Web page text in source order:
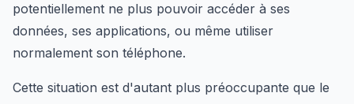
potentiellement ne plus pouvoir accéder à ses
données, ses applications, ou même utiliser
normalement son téléphone.
Cette situation est d'autant plus préoccupante que le